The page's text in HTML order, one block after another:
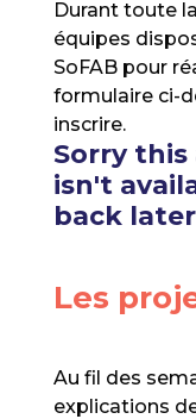
Durant toute
équipes
SoFAB pour
formulaire ci-
inscrire.
Sorry
isn't
back later
Les
Au fil des
explications